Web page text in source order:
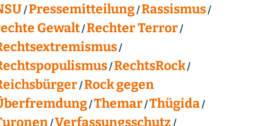
Pressemitteilung Rassismus
Gewalt Rechter Terror
RechtsRock
Rock gegen
Themar Thügida
Verfassungsschutz